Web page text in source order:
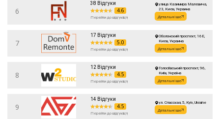
6
38 Відгуки
4.6
Перейти до відгуків
улица Казимира Малевича,
23, Киев, Украина
Детальніше
7
17 Відгуки
5.0
Перейти до відгуків
Оболонский проспект, 16Е,
Киев, Украина
Детальніше
8
12 Відгуки
4.5
Перейти до відгуків
Голосіївський проспект, 96,
Київ, Україна
Детальніше
9
14 Відгуки
4.5
Перейти до відгуків
ул. Спасская, 5, Kyiv, Ukraine
Детальніше